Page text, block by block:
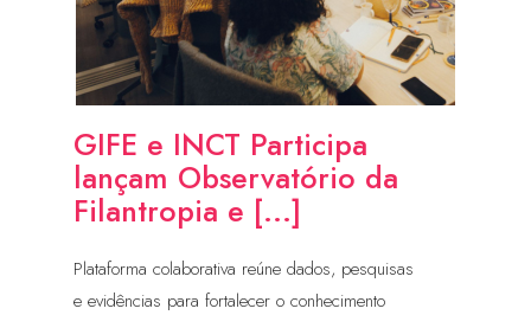
GIFE e INCT Participa
lançam Observatório da
Filantropia e [...]
Plataforma colaborativa reúne dados, pesquisas
e evidências para fortalecer o conhecimento